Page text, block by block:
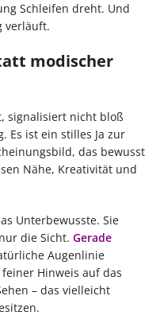
Schleifen dreht. Und
verläuft.
modischer
signalisiert nicht bloß
Es ist ein stilles Ja zur
das bewusst
Nähe, Kreativität und
Unterbewusste. Sie
die Sicht. Gerade
Augenlinie
Hinweis auf das
– das vielleicht